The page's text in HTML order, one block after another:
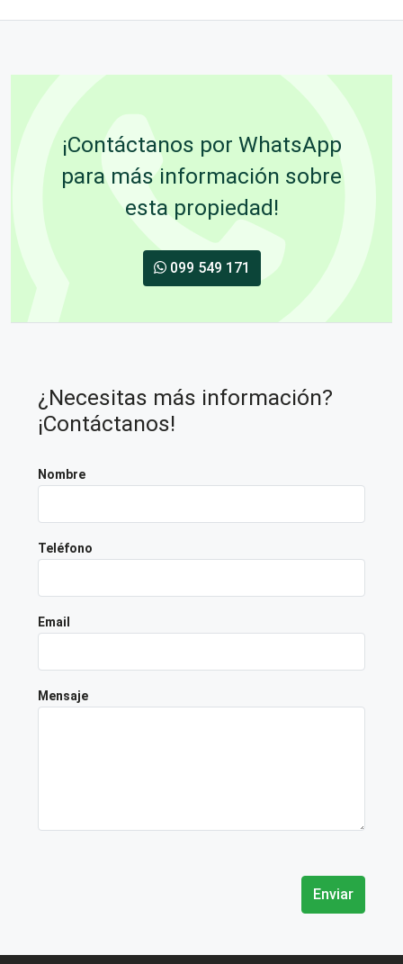
¡Contáctanos por WhatsApp
para más información sobre
esta propiedad!
099 549 171
¿Necesitas más información?
¡Contáctanos!
Nombre
Teléfono
Email
Mensaje
Enviar